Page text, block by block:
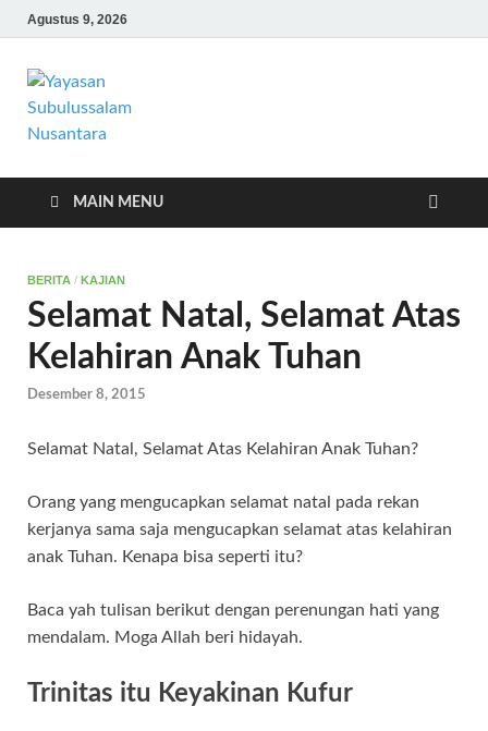
Agustus 9, 2026
MAIN MENU
BERITA / KAJIAN
Selamat Natal, Selamat Atas
Kelahiran Anak Tuhan
Desember 8, 2015
Selamat Natal, Selamat Atas Kelahiran Anak Tuhan?
Orang yang mengucapkan selamat natal pada rekan
kerjanya sama saja mengucapkan selamat atas kelahiran
anak Tuhan. Kenapa bisa seperti itu?
Baca yah tulisan berikut dengan perenungan hati yang
mendalam. Moga Allah beri hidayah.
Trinitas itu Keyakinan Kufur